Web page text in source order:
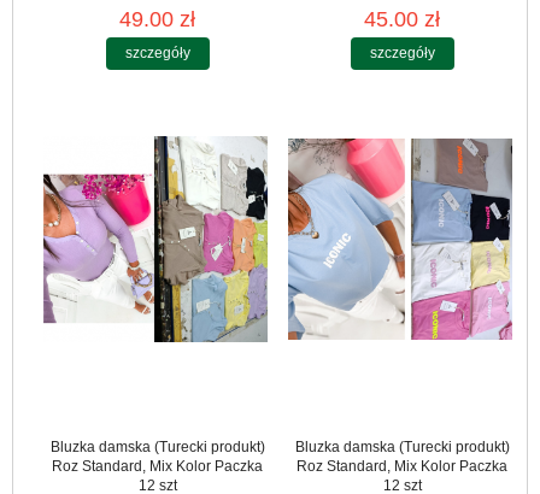
49.00 zł
szczegóły
45.00 zł
szczegóły
Bluzka damska (Turecki produkt)
Roz Standard, Mix Kolor Paczka
12 szt
Bluzka damska (Turecki produkt)
Roz Standard, Mix Kolor Paczka
12 szt